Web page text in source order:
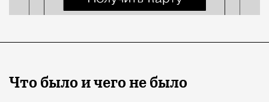
Что было и чего не было